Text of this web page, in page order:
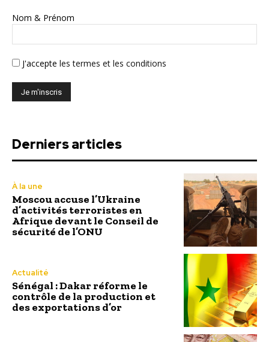
Nom & Prénom
J'accepte les termes et les conditions
Derniers articles
À la une
Moscou accuse l’Ukraine
d’activités terroristes en
Afrique devant le Conseil de
sécurité de l’ONU
Actualité
Sénégal : Dakar réforme le
contrôle de la production et
des exportations d’or